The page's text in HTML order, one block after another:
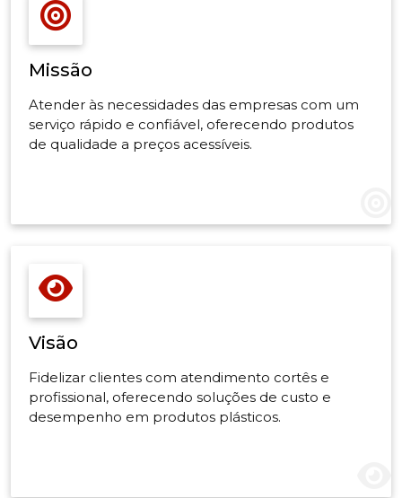
Missão
Atender às necessidades das empresas com um
serviço rápido e confiável, oferecendo produtos
de qualidade a preços acessíveis.
Visão
Fidelizar clientes com atendimento cortês e
profissional, oferecendo soluções de custo e
desempenho em produtos plásticos.